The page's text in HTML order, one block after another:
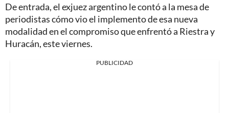
De entrada, el exjuez argentino le contó a la mesa de
periodistas cómo vio el implemento de esa nueva
modalidad en el compromiso que enfrentó a Riestra y
Huracán, este viernes.
PUBLICIDAD